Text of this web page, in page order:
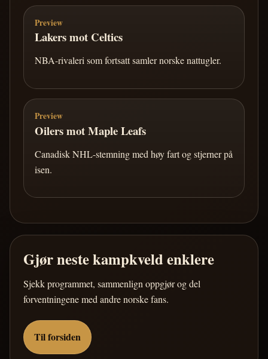
Preview
Lakers mot Celtics
NBA-rivaleri som fortsatt samler norske nattugler.
Preview
Oilers mot Maple Leafs
Canadisk NHL-stemning med høy fart og stjerner på
isen.
Gjør neste kampkveld enklere
Sjekk programmet, sammenlign oppgjør og del
forventningene med andre norske fans.
Til forsiden